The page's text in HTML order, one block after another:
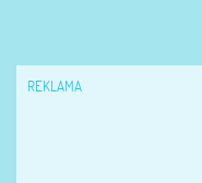
REKLAMA